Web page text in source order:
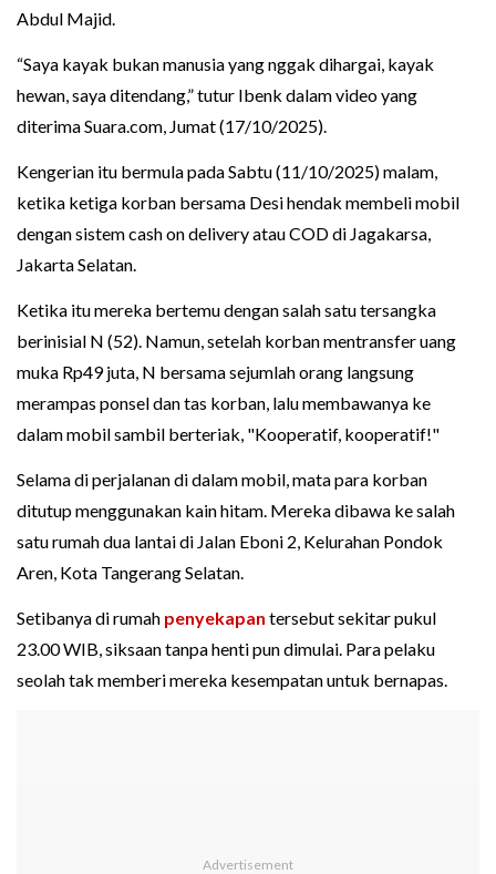
Abdul Majid.
“Saya kayak bukan manusia yang nggak dihargai, kayak
hewan, saya ditendang,” tutur Ibenk dalam video yang
diterima Suara.com, Jumat (17/10/2025).
Kengerian itu bermula pada Sabtu (11/10/2025) malam,
ketika ketiga korban bersama Desi hendak membeli mobil
dengan sistem cash on delivery atau COD di Jagakarsa,
Jakarta Selatan.
Ketika itu mereka bertemu dengan salah satu tersangka
berinisial N (52). Namun, setelah korban mentransfer uang
muka Rp49 juta, N bersama sejumlah orang langsung
merampas ponsel dan tas korban, lalu membawanya ke
dalam mobil sambil berteriak, "Kooperatif, kooperatif!"
Selama di perjalanan di dalam mobil, mata para korban
ditutup menggunakan kain hitam. Mereka dibawa ke salah
satu rumah dua lantai di Jalan Eboni 2, Kelurahan Pondok
Aren, Kota Tangerang Selatan.
Setibanya di rumah penyekapan tersebut sekitar pukul
23.00 WIB, siksaan tanpa henti pun dimulai. Para pelaku
seolah tak memberi mereka kesempatan untuk bernapas.